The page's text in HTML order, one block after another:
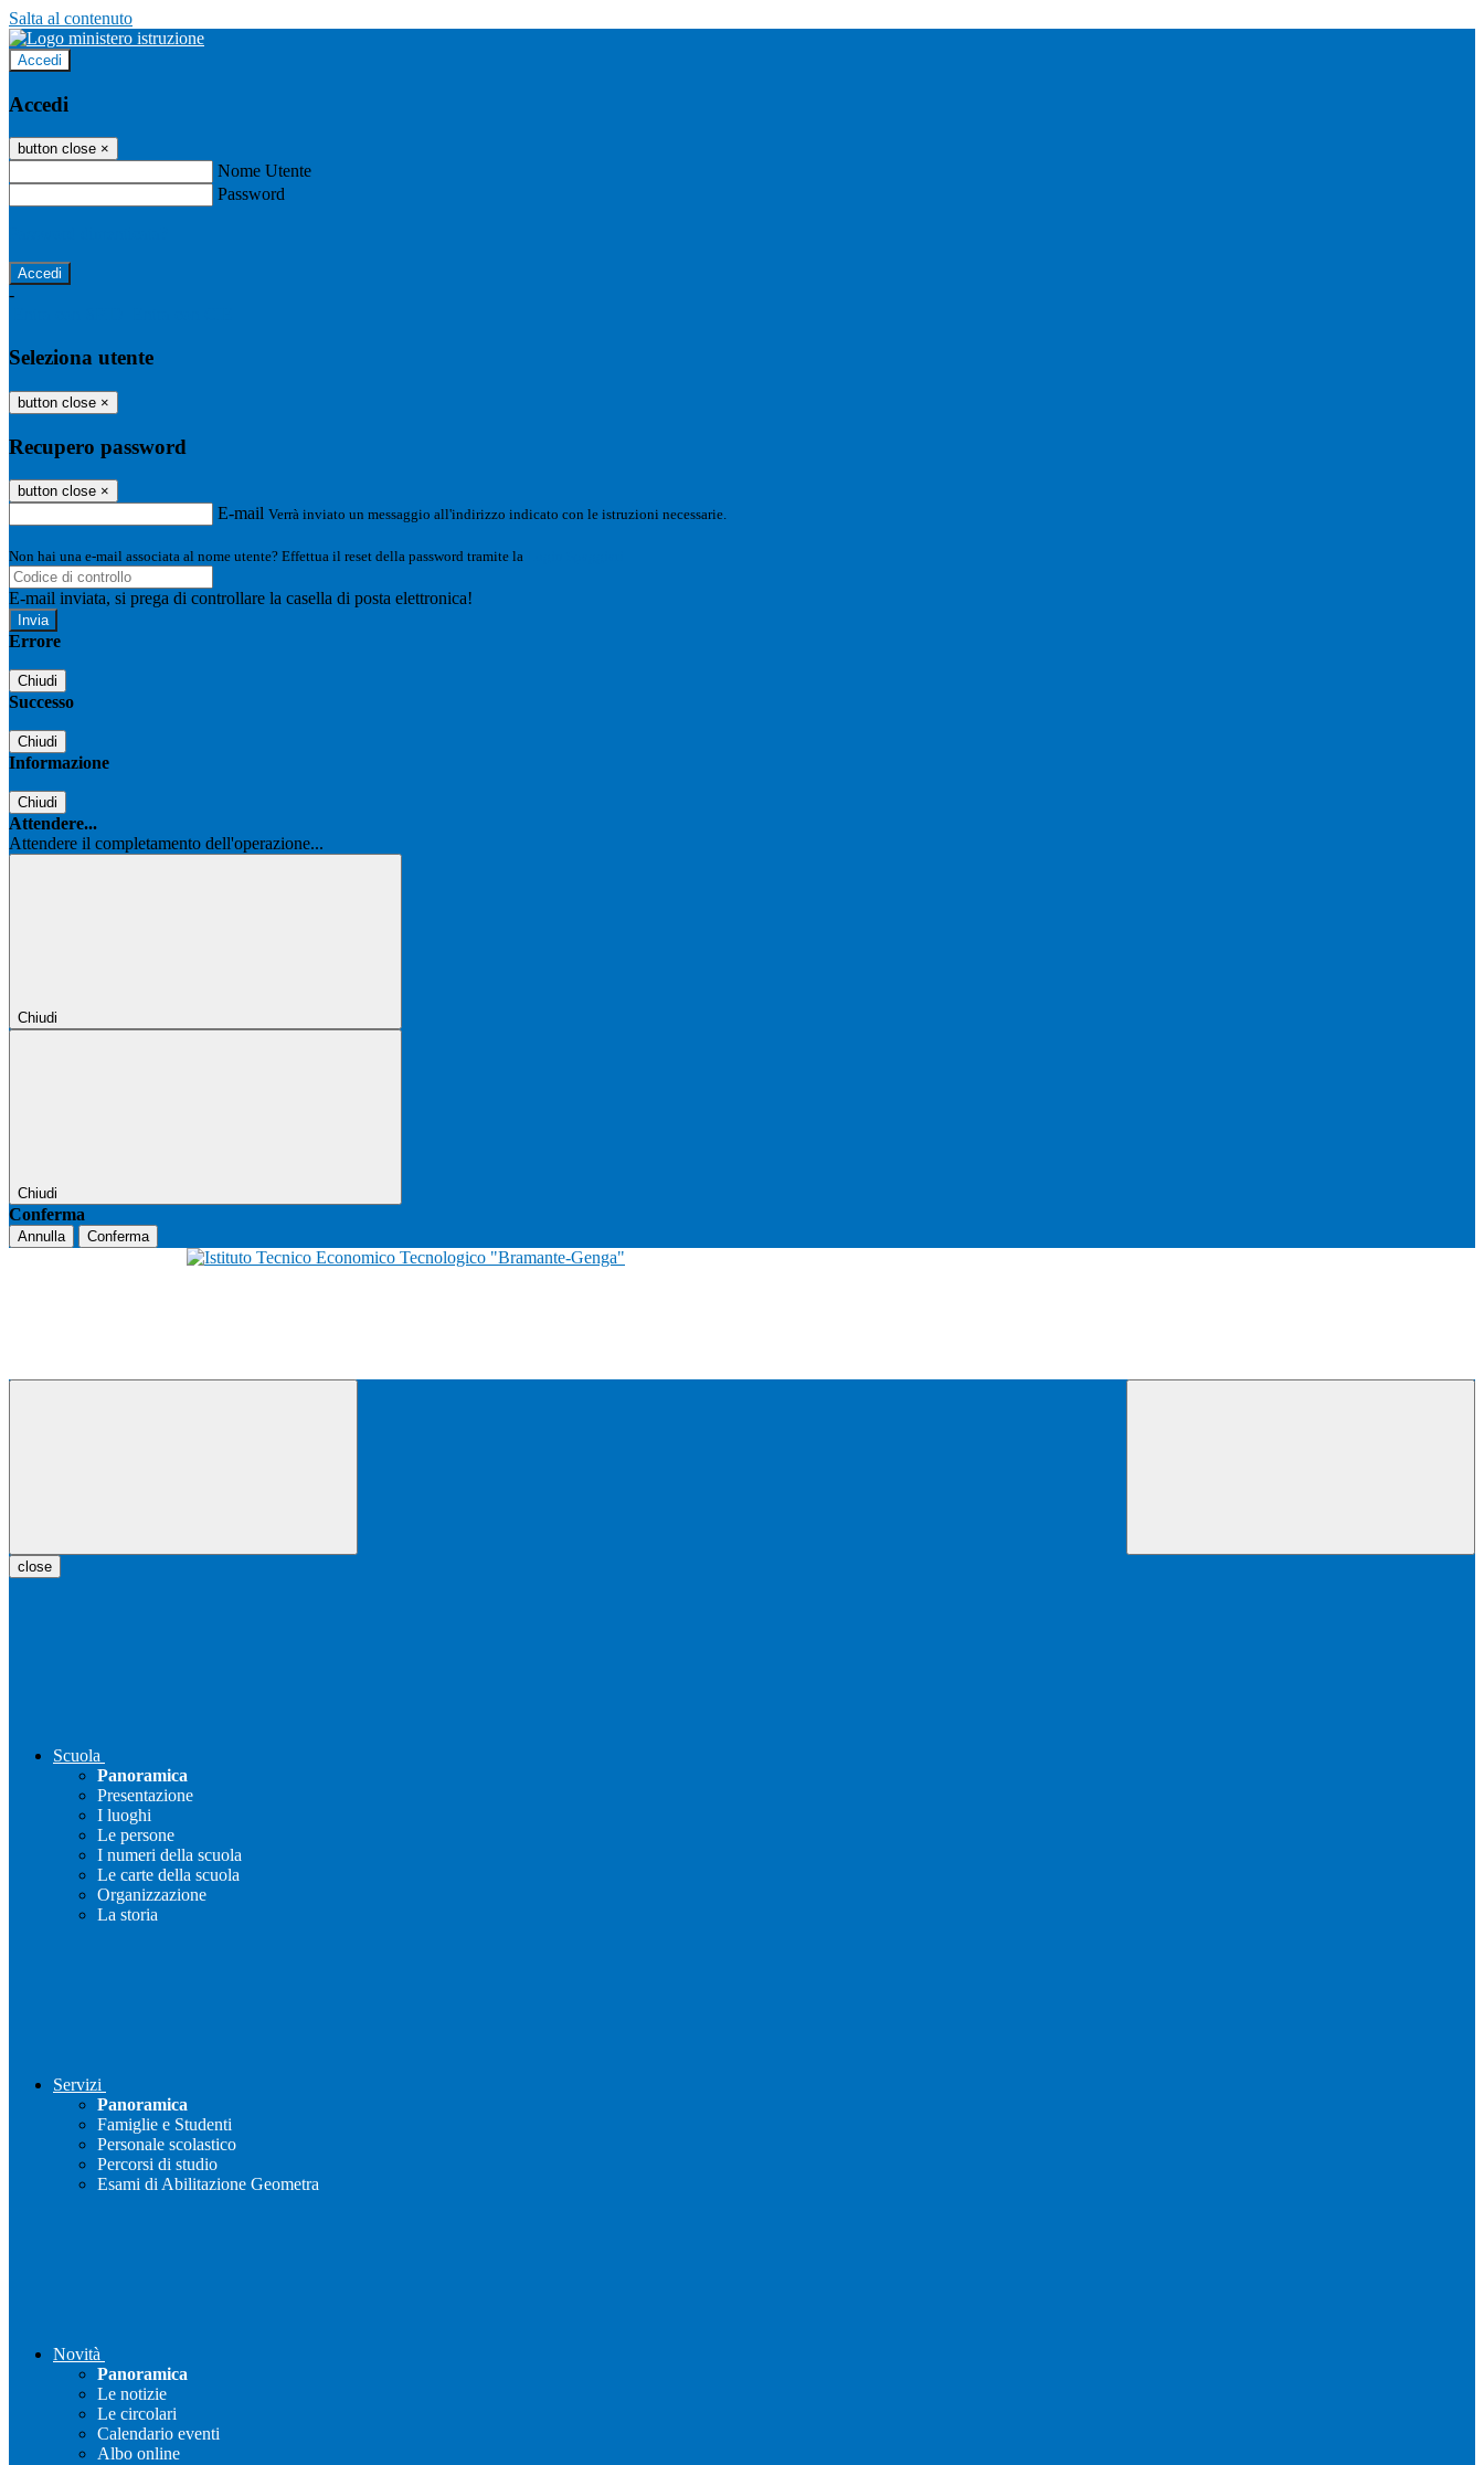
Salta al contenuto
Accedi
Accedi
button close ×
Nome Utente
Password
-
Seleziona utente
button close ×
Recupero password
button close ×
E-mail Verrà inviato un messaggio all'indirizzo indicato con le istruzioni necessarie.
Non hai una e-mail associata al nome utente? Effettua il reset della password tramite la
E-mail inviata, si prega di controllare la casella di posta elettronica!
Errore
Chiudi
Successo
Chiudi
Informazione
Chiudi
Attendere...
Attendere il completamento dell'operazione...
Chiudi
Chiudi
Conferma
Annulla Conferma
close
Scuola
Panoramica
Presentazione
I luoghi
Le persone
I numeri della scuola
Le carte della scuola
Organizzazione
La storia
Servizi
Panoramica
Famiglie e Studenti
Personale scolastico
Percorsi di studio
Esami di Abilitazione Geometra
Novità
Panoramica
Le notizie
Le circolari
Calendario eventi
Albo online